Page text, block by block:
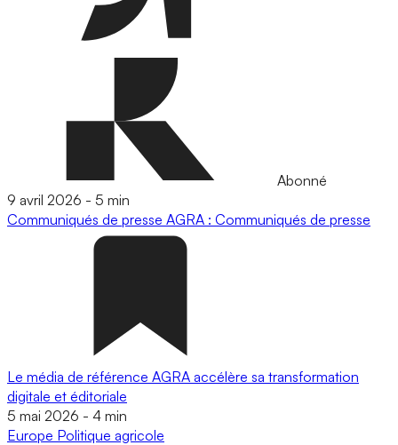
Abonné
9 avril 2026 - 5 min
Communiqués de presse AGRA : Communiqués de presse
Le média de référence AGRA accélère sa transformation
digitale et éditoriale
5 mai 2026 - 4 min
Europe Politique agricole